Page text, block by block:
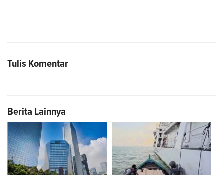
Tulis Komentar
Berita Lainnya